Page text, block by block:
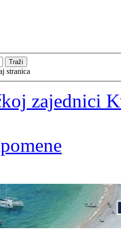
stranica
zajednici